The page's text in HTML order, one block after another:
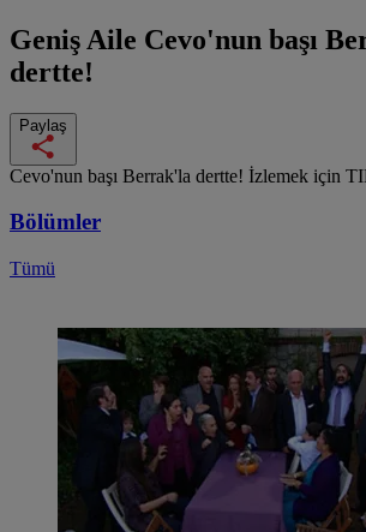
Geniş Aile Cevo'nun başı
dertte!
Paylaş
Cevo'nun başı Berrak'la dertte! İzlemek için
Bölümler
Tümü